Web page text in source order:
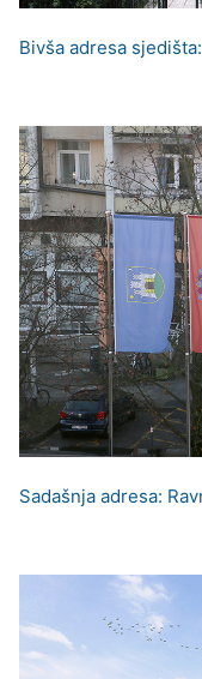
Bivša adresa
Sadašnja adresa: